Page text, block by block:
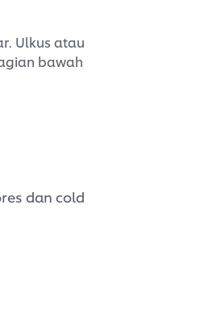
Ulkus atau
bawah
dan cold